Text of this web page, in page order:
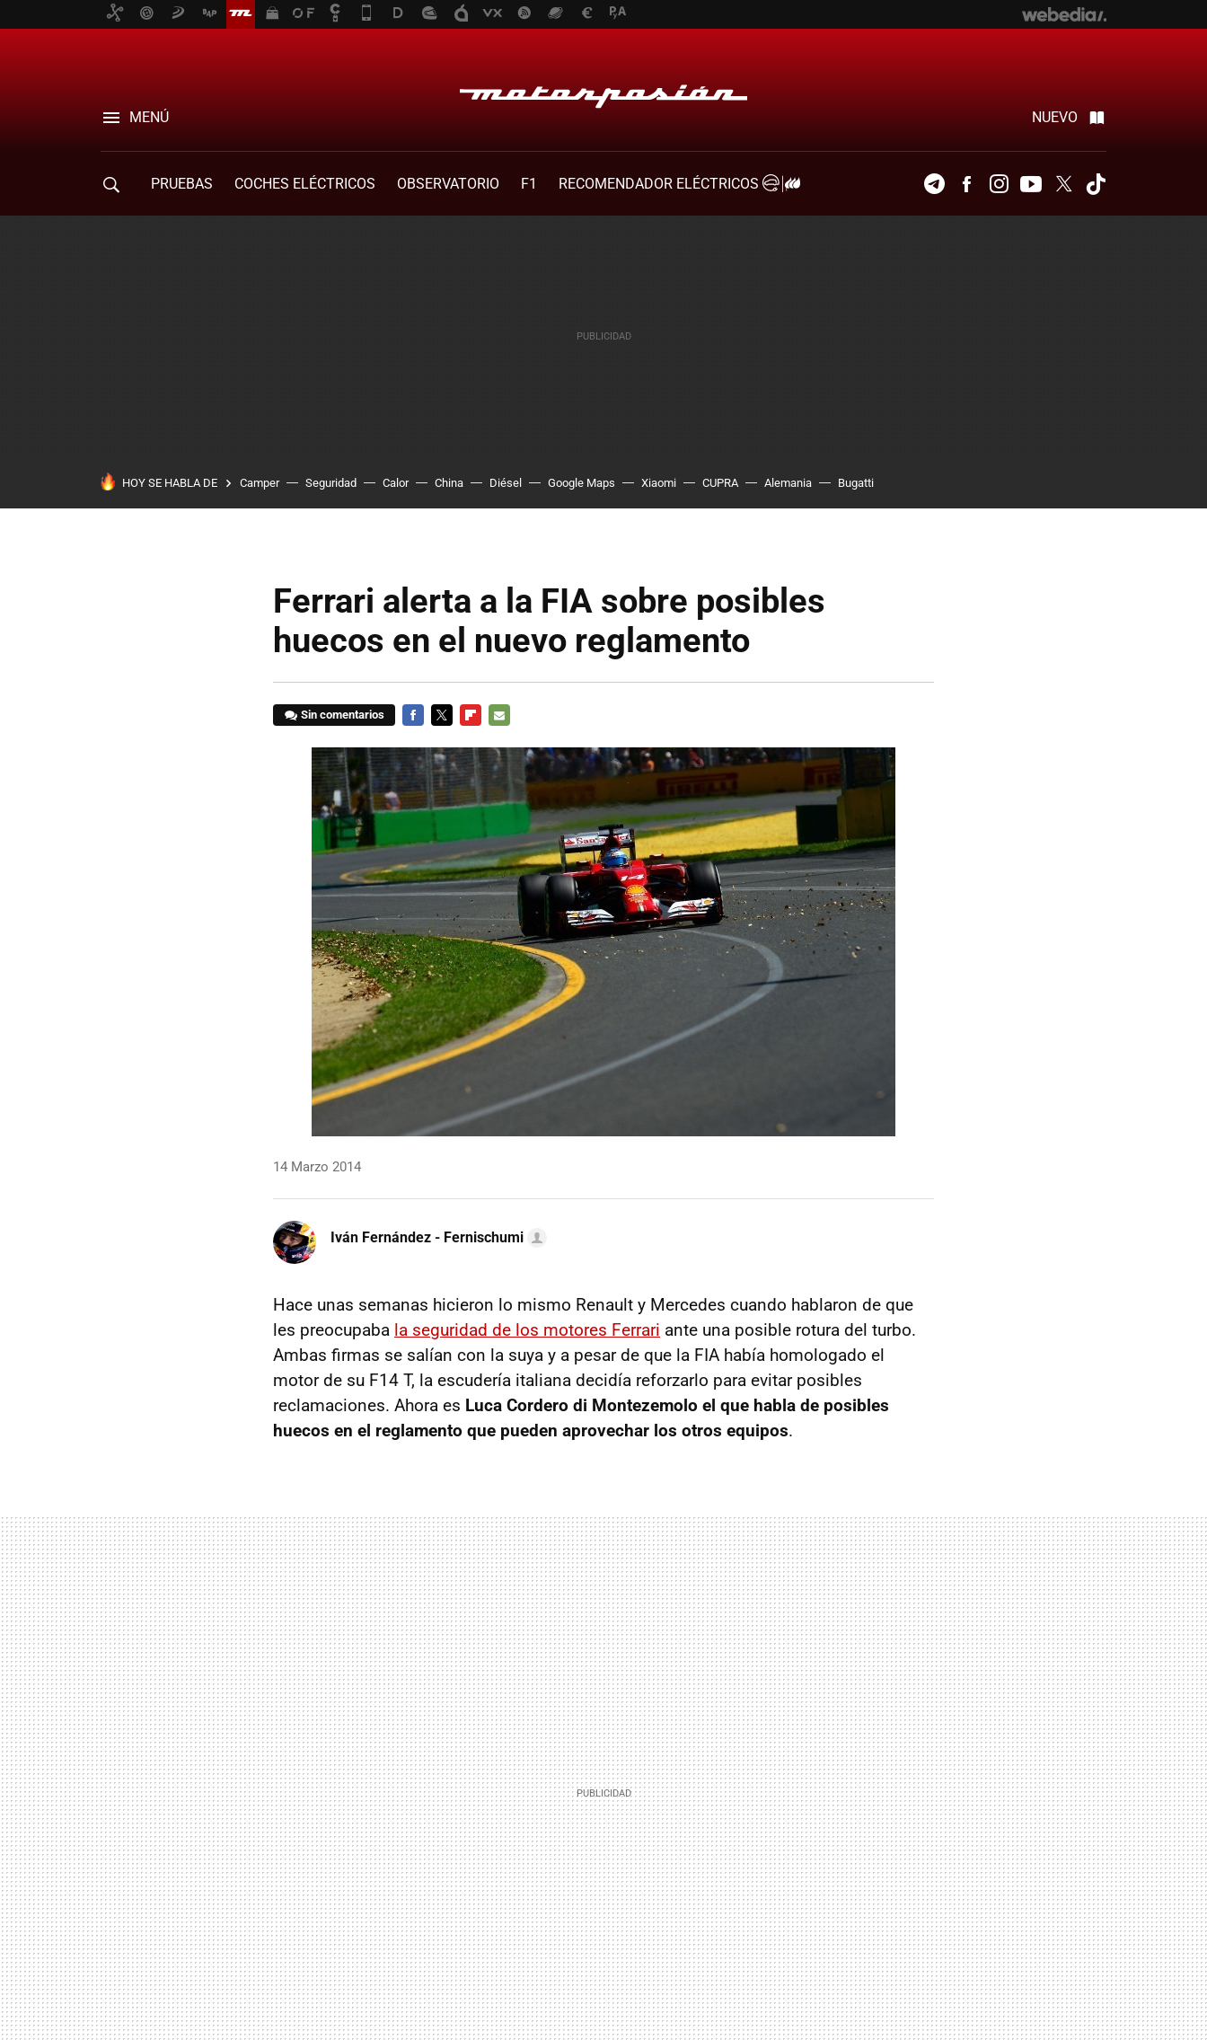
MENÚ NUEVO
PRUEBAS COCHES ELÉCTRICOS OBSERVATORIO F1
RECOMENDADOR ELÉCTRICOS
TelegramFacebookInstagramYoutubeTwitter
HOY SE HABLA DE Camper Seguridad Calor China Diésel Google Maps Xiaomi CUPRA Alemania Bugatti
Ferrari alerta a la FIA sobre posibles
huecos en el nuevo reglamento
Sin comentarios
MAIL
14 Marzo 2014
Iván Fernández - Fernischumi
Hace unas semanas hicieron lo mismo Renault y Mercedes cuando hablaron de que
les preocupaba la seguridad de los motores Ferrari ante una posible rotura del turbo.
Ambas firmas se salían con la suya y a pesar de que la FIA había homologado el
motor de su F14 T, la escudería italiana decidía reforzarlo para evitar posibles
reclamaciones. Ahora es Luca Cordero di Montezemolo el que habla de posibles
huecos en el reglamento que pueden aprovechar los otros equipos.